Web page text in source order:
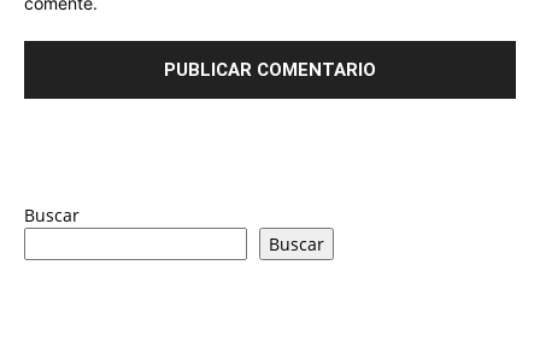
Buscar
Buscar